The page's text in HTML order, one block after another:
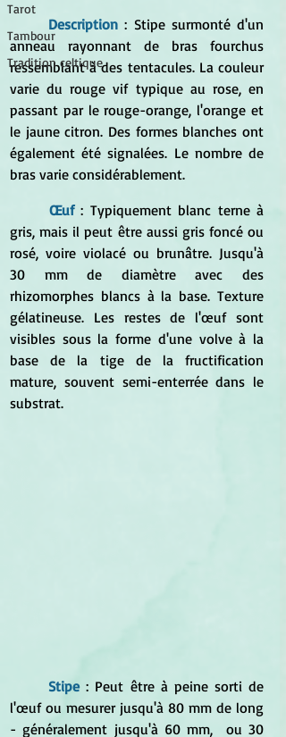
Tarot
Tambour
Tradition celtique
Description : Stipe surmonté d'un
anneau rayonnant de bras fourchus
ressemblant à des tentacules. La couleur
varie du rouge vif typique au rose, en
passant par le rouge-orange, l'orange et
le jaune citron. Des formes blanches ont
également été signalées. Le nombre de
bras varie considérablement.
Œuf : Typiquement blanc terne à
gris, mais il peut être aussi gris foncé ou
rosé, voire violacé ou brunâtre. Jusqu'à
30 mm de diamètre avec des
rhizomorphes blancs à la base. Texture
gélatineuse. Les restes de l'œuf sont
visibles sous la forme d'une volve à la
base de la tige de la fructification
mature, souvent semi-enterrée dans le
substrat.
Stipe : Peut être à peine sorti de
l'œuf ou mesurer jusqu'à 80 mm de long
- généralement jusqu'à 60 mm,  ou 30